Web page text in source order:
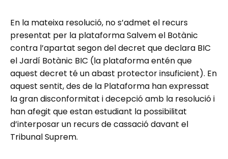
En la mateixa resolució, no s’admet el recurs
presentat per la plataforma Salvem el Botànic
contra l’apartat segon del decret que declara BIC
el Jardí Botànic BIC (la plataforma entén que
aquest decret té un abast protector insuficient). En
aquest sentit, des de la Plataforma han expressat
la gran disconformitat i decepció amb la resolució i
han afegit que estan estudiant la possibilitat
d’interposar un recurs de cassació davant el
Tribunal Suprem.